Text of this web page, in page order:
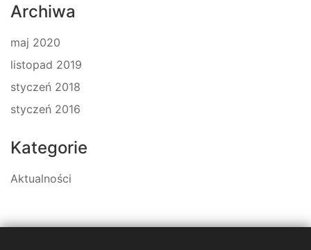
Archiwa
maj 2020
listopad 2019
styczeń 2018
styczeń 2016
Kategorie
Aktualności